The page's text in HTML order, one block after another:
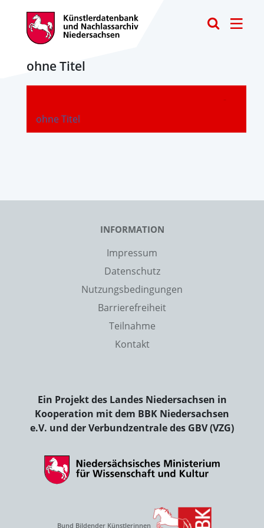
ohne Titel
ohne Titel
-
INFORMATION
Impressum
Datenschutz
Nutzungsbedingungen
Barrierefreiheit
Teilnahme
Kontakt
Ein Projekt des Landes Niedersachsen in
Kooperation mit dem BBK Niedersachsen
e.V. und der Verbundzentrale des GBV (VZG)
Bund Bildender Künstlerinnen